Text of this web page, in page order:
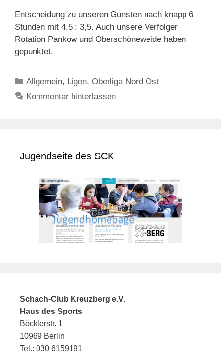
Entscheidung zu unseren Gunsten nach knapp 6
Stunden mit 4,5 : 3,5. Auch unsere Verfolger
Rotation Pankow und Oberschöneweide haben
gepunktet.
Kategorien
Allgemein, Ligen,Oberliga Nord Ost
Kommentar hinterlassen
Jugendseite des SCK
Schach-Club Kreuzberg e.V.
Haus des Sports
Böcklerstr. 1
10969 Berlin
Tel.: 030 6159191